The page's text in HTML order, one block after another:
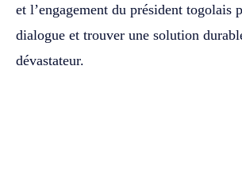
et l’engagement du président togolais
dialogue et trouver une solution
dévastateur.